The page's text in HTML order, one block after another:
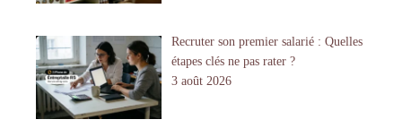
Recruter son premier salarié : Quelles
étapes clés ne pas rater ?
3 août 2026